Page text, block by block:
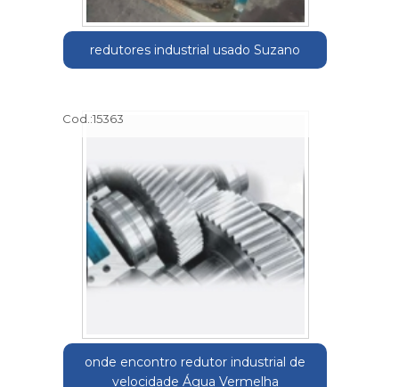
redutores industrial usado Suzano
Cod.:15363
onde encontro redutor industrial de
velocidade Água Vermelha